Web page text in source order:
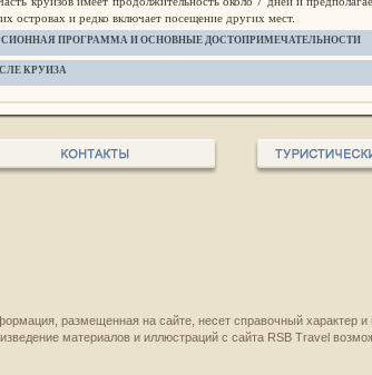
островах и редко включает посещение других мест.
ПРОГРАММА И ОСНОВНЫЕ ДОСТОПРИМЕЧАТЕЛЬНОСТИ
КРУИЗА
размещенная на сайте, несет справочный характер и
материалов и иллюстраций с сайта RSB Travel